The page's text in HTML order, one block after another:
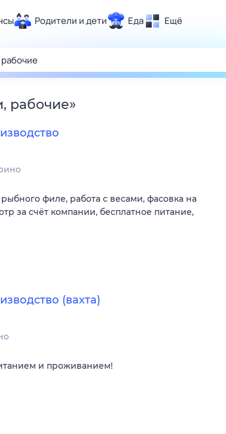
Родители и дети Еда Ещё
Развлечения и отдых
Спорт
Карьера
Сберегаем вместе
Гороскопы
рабочие»
филе, работа с весами, фасовка на
за счёт компании, бесплатное питание,
(вахта)
и проживанием!